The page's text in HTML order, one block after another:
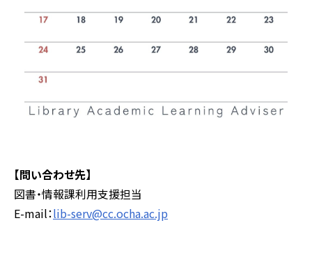
【問い合わせ先】
図書・情報課利用支援担当
E-mail：lib-serv@cc.ocha.ac.jp